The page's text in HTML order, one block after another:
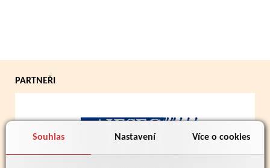
Souhlas Nastavení Více o cookies
PARTNEŘI